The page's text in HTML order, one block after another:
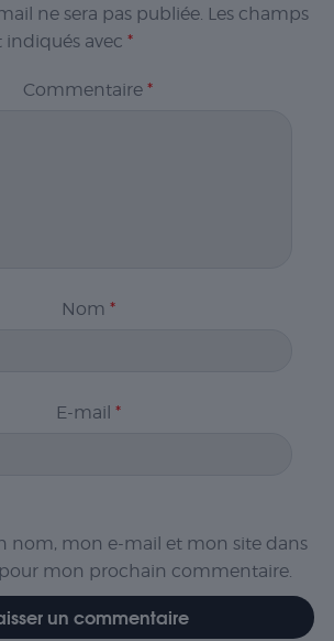
ne sera pas publiée. Les champs
indiqués avec *
Commentaire *
Nom *
E-mail *
nom, mon e-mail et mon site dans
mon prochain commentaire.